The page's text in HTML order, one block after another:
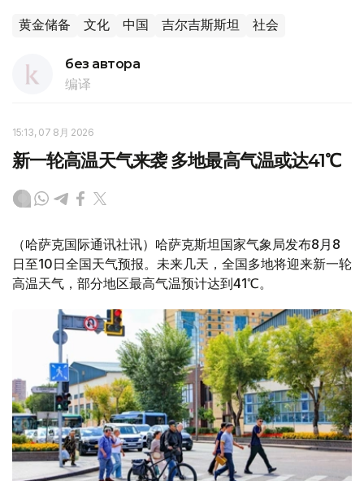
黄金储备 文化 中国 吉尔吉斯斯坦 社会
без автора
编译
15:13, 07 8月 2026
新一轮高温天气来袭 多地最高气温或达41℃
（哈萨克国际通讯社讯）哈萨克斯坦国家气象局发布8月8
日至10日全国天气预报。未来几天，全国多地将迎来新一轮
高温天气，部分地区最高气温预计达到41℃。